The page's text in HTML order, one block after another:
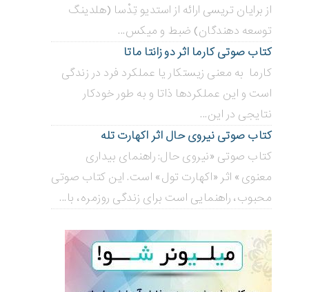
از برایان تریسی ارائه از استدیو تِدْسا (هلدینگ
توسعه دهندگان) ضبط و میکس...
کتاب صوتی کارما اثر دو زانتا ماتا
کارما به معنی زیستکار یا عملکرد فرد در زندگی
است و این عملکردها ذاتا و به طور خودکار
نتایجی در این...
کتاب صوتی نیروی حال اثر اکهارت تله
کتاب صوتی «نیروی حال: راهنمای بیداری
معنوی» اثر «اکهارت تول» است. این کتاب صوتی
محبوب، راهنمایی است برای زندگی روزمره، با...